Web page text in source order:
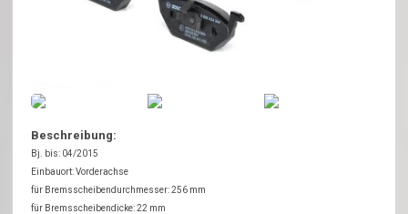
Beschreibung:
Bj. bis: 04/2015
Einbauort: Vorderachse
für Bremsscheibendurchmesser: 256 mm
für Bremsscheibendicke: 22 mm